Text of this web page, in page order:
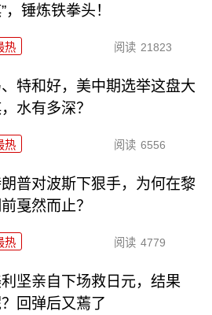
，锤炼铁拳头！
热 阅读 21823
特和好，美中期选举这盘大
水有多深？
热 阅读 6556
普对波斯下狠手，为何在黎
戛然而止？
热 阅读 4779
坚亲自下场救日元，结果
回弹后又蔫了